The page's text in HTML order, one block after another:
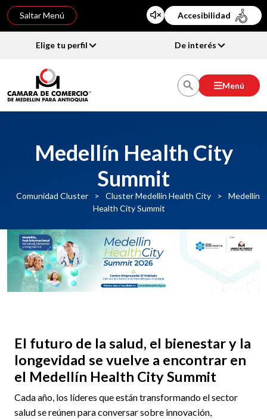
Saltar Menú Accesibilidad
Elige tu perfil De interés
Menú
Medellín Health City
Summit
Comunidad Cluster > Cluster Medellin Health City >
Medellín
Health City Summit
El futuro de la salud, el bienestar y la
longevidad se vuelve a encontrar en
el Medellín Health City Summit
Cada año, los líderes que están transformando el sector
salud se reúnen para conversar sobre innovación,